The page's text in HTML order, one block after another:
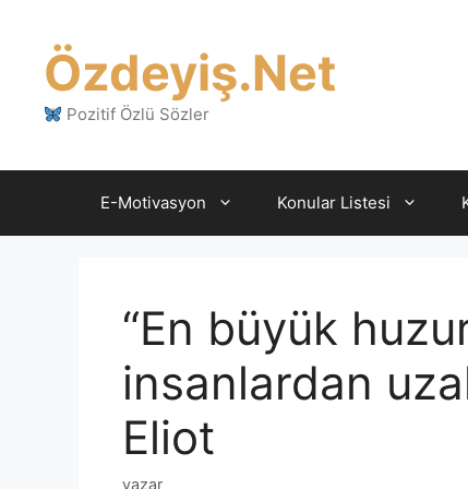
Özdeyiş.Net
Pozitif Özlü Sözler
E-Motivasyon Konular Listesi
“En büyük
insanlardan
Eliot
yazar